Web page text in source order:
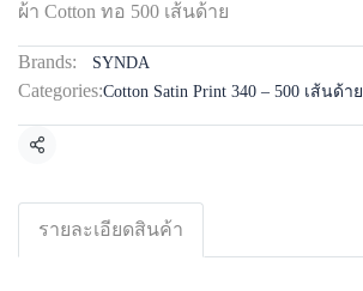
ผ้า Cotton ทอ 500 เส้นด้าย
Brands: SYNDA
Categories:Cotton Satin Print 340 – 500 เส้นด้าย
Share
รายละเอียดสินค้า